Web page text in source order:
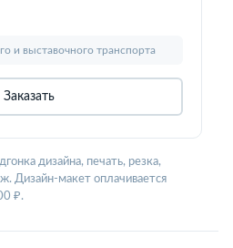
и выставочного транспорта
Заказать
дизайна, печать, резка,
Дизайн-макет оплачивается
₽.